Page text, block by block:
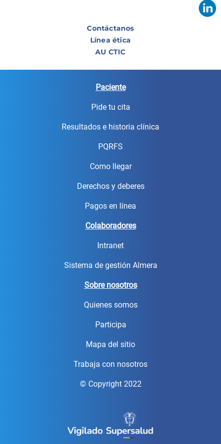
Contáctanos
Línea ética
AU CTIC
Paciente
Pide tu cita
Resultados e historia clínica
PQRFS
Como llegar
Derechos y deberes
Pagos en línea
Colaboradores
Intranet
Sistema de gestión Almera
Sobre nosotros
Quienes somos
Participa
Mapa del sitio
Trabaja con nosotros
© Copyright 2022